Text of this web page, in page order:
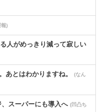
報)
人がめっきり減って寂しい
あとはわかりますね。
(なん
、スーパーにも導入へ (凹凸ち